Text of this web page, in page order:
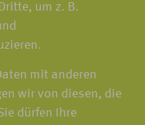
um z. B.
mit anderen
wir von diesen, die
dürfen Ihre